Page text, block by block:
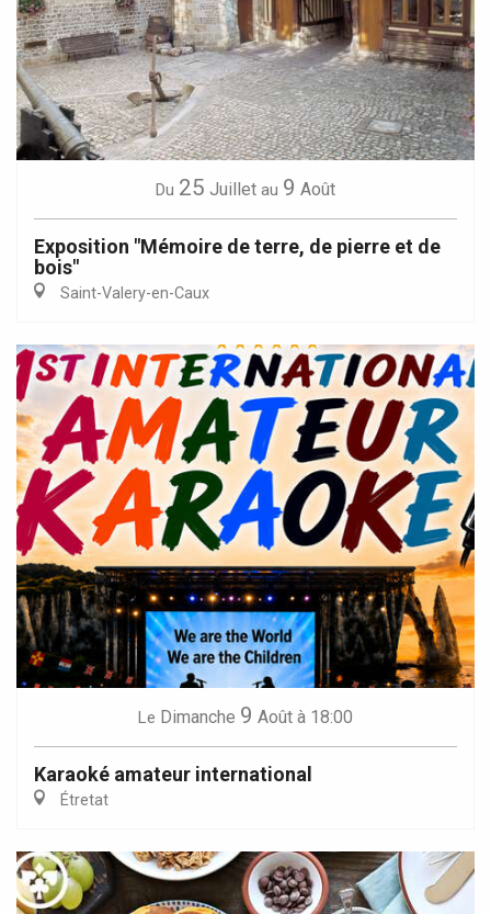
Du 25 Juillet au 9 Août
Exposition "Mémoire de terre, de pierre et de
bois"
Saint-Valery-en-Caux
Le Dimanche 9 Août à 18:00
Karaoké amateur international
Étretat